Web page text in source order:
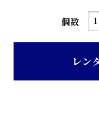
個数
吊
ラ
レン